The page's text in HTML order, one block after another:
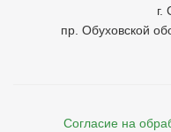
г.
пр. Обуховской
Согласие на